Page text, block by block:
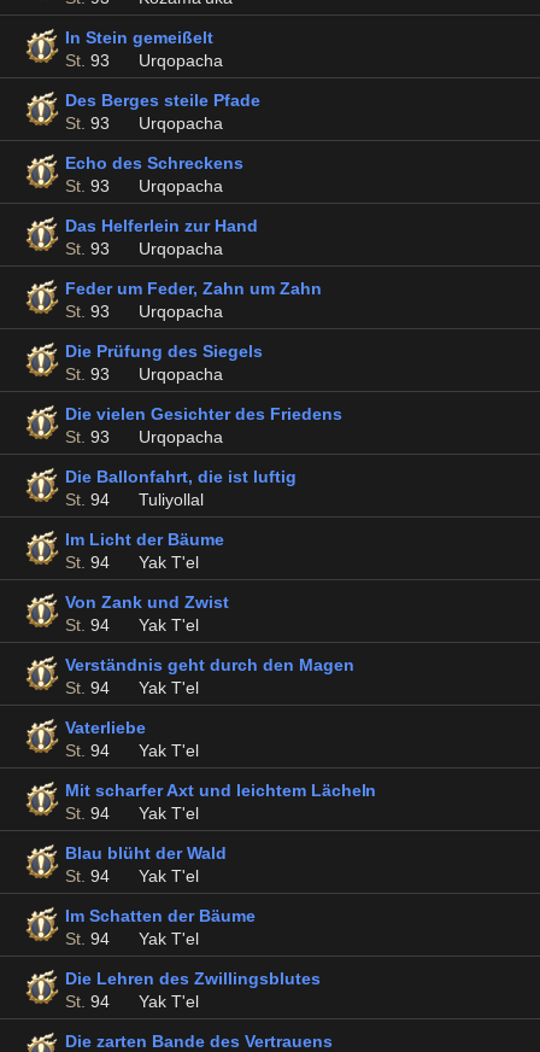
In Stein gemeißelt
St. 93 Urqopacha
Des Berges steile Pfade
St. 93 Urqopacha
Echo des Schreckens
St. 93 Urqopacha
Das Helferlein zur Hand
St. 93 Urqopacha
Feder um Feder, Zahn um Zahn
St. 93 Urqopacha
Die Prüfung des Siegels
St. 93 Urqopacha
Die vielen Gesichter des Friedens
St. 93 Urqopacha
Die Ballonfahrt, die ist luftig
St. 94 Tuliyollal
Im Licht der Bäume
St. 94 Yak T'el
Von Zank und Zwist
St. 94 Yak T'el
Verständnis geht durch den Magen
St. 94 Yak T'el
Vaterliebe
St. 94 Yak T'el
Mit scharfer Axt und leichtem Lächeln
St. 94 Yak T'el
Blau blüht der Wald
St. 94 Yak T'el
Im Schatten der Bäume
St. 94 Yak T'el
Die Lehren des Zwillingsblutes
St. 94 Yak T'el
Die zarten Bande des Vertrauens